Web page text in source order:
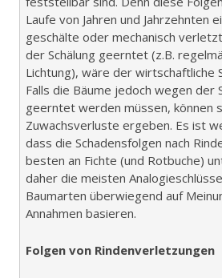
Laufe von Jahren und Jahrzehnten
geschälte oder mechanisch
der Schälung geerntet (z.B.
Lichtung), wäre der wirtschaftliche
Falls die Bäume jedoch wegen der
geerntet werden müssen, können
Zuwachsverluste ergeben. Es ist
dass die Schadensfolgen nach
besten an Fichte (und Rotbuche)
daher die meisten
Baumarten überwiegend auf
Annahmen basieren.
Folgen von Rindenverletzungen